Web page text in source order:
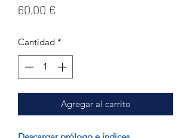
60,00 €
Cantidad *
Agregar al carrito